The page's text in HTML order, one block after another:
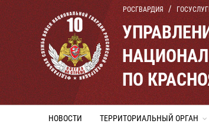
РОСГВАРДИЯ
ПО
НОВОСТИ ТЕРРИТОРИАЛЬНЫЙ ОРГАН